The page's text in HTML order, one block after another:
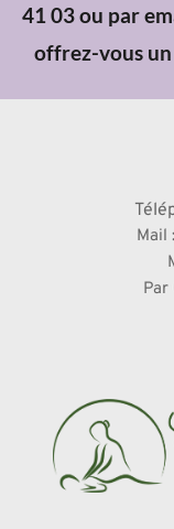
41 03 ou par
offrez-vous un
Mail
Par